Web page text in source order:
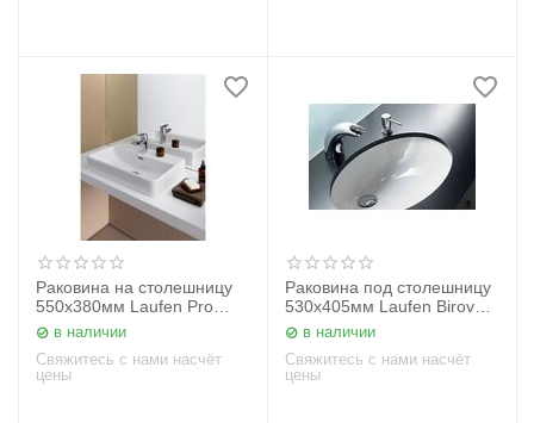
Раковина на столешницу
550х380мм Laufen Pro
8129520001041
в наличии
Свяжитесь с нами насчёт
цены
Раковина под столешницу
530х405мм Laufen Birova
8111910000001
в наличии
Свяжитесь с нами насчёт
цены